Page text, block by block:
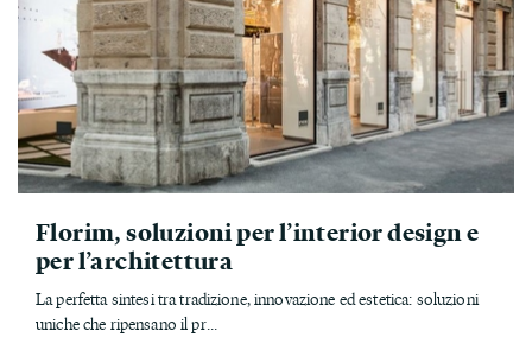
Florim, soluzioni per l’interior design e
per l’architettura
La perfetta sintesi tra tradizione, innovazione ed estetica: soluzioni
uniche che ripensano il pr...